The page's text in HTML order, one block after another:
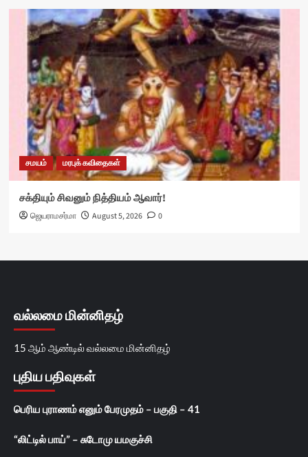
சமயம் மரபுக் கவிதைகள்
சக்தியும் சிவனும் நித்தியம் ஆவார்!
ஜெயராமசர்மா August 5, 2026 0
வல்லமை மின்னிதழ்
15 ஆம் ஆண்டில் வல்லமை மின்னிதழ்
புதிய பதிவுகள்
பெரிய புராணம் எனும் பேரமுதம் – பகுதி – 41
“லிட்டில் பாய்” – சுடோமு யமகுச்சி